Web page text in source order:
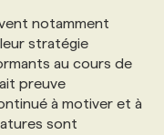
notamment
stratégie
au cours de
preuve
à motiver et à
sont